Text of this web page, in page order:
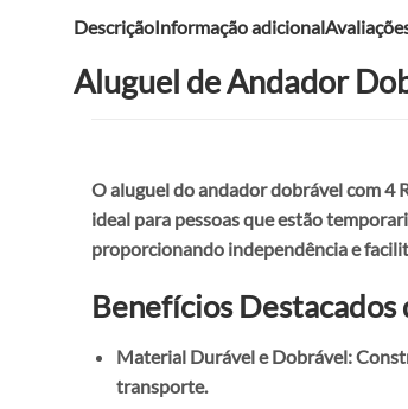
DescriçãoInformação adicional
Aluguel de Andador
O aluguel do andador dobrável com 4
ideal para pessoas que estão
proporcionando independência e
Benefícios Destacados
Material Durável e Dobrável:
transporte.